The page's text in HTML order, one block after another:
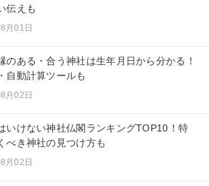
伝えも
月01日
のある・合う神社は生年月日から分かる！
自動計算ツールも
月02日
いけない神社仏閣ランキングTOP10！特
べき神社の見つけ方も
月02日